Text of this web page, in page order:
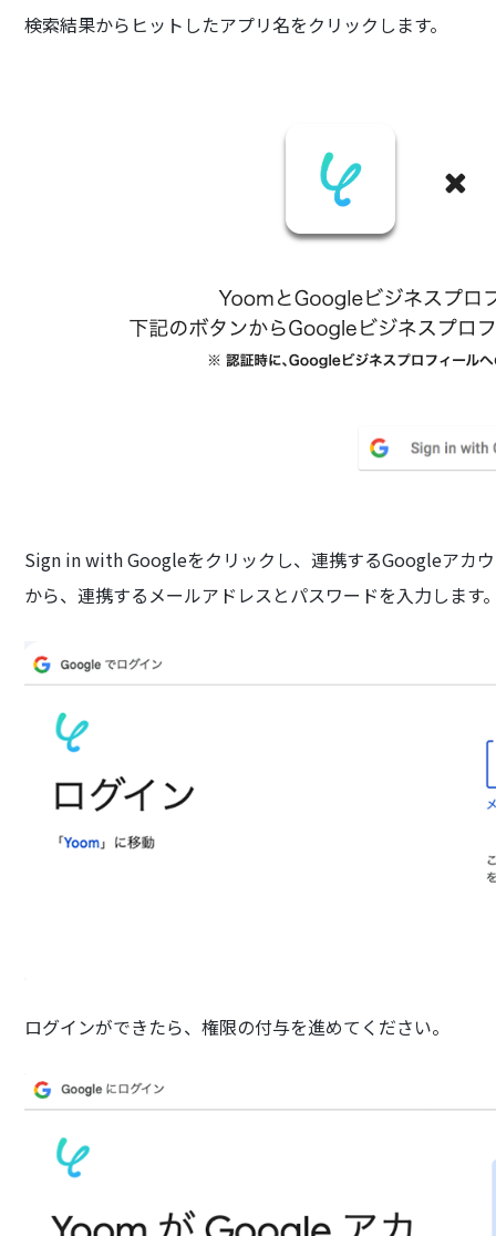
検索結果からヒットしたアプリ名をクリックします。
Sign in with Googleをクリックし、連携するGoogleアカ
から、連携するメールアドレスとパスワードを入力します
ログインができたら、権限の付与を進めてください。